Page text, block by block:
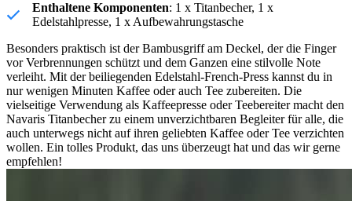
Enthaltene Komponenten: 1 x Titanbecher, 1 x
Edelstahlpresse, 1 x Aufbewahrungstasche
Besonders praktisch ist der Bambusgriff am Deckel, der die Finger
vor Verbrennungen schützt und dem Ganzen eine stilvolle Note
verleiht. Mit der beiliegenden Edelstahl-French-Press kannst du in
nur wenigen Minuten Kaffee oder auch Tee zubereiten. Die
vielseitige Verwendung als Kaffeepresse oder Teebereiter macht den
Navaris Titanbecher zu einem unverzichtbaren Begleiter für alle, die
auch unterwegs nicht auf ihren geliebten Kaffee oder Tee verzichten
wollen. Ein tolles Produkt, das uns überzeugt hat und das wir gerne
empfehlen!